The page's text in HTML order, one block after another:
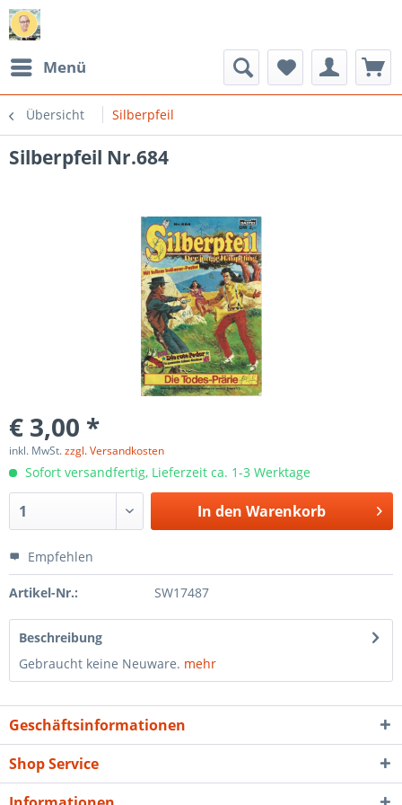
Menü
Übersicht Silberpfeil
Silberpfeil Nr.684
€ 3,00 *
inkl. MwSt.zzgl. Versandkosten
Sofort versandfertig, Lieferzeit ca. 1-3 Werktage
In den Warenkorb
Empfehlen
Artikel-Nr.: SW17487
Beschreibung
Gebraucht keine Neuware. mehr
Geschäftsinformationen
Shop Service